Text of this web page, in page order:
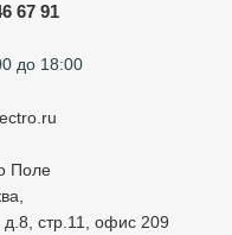
67 91
до 18:00
Поле
стр.11, офис 209